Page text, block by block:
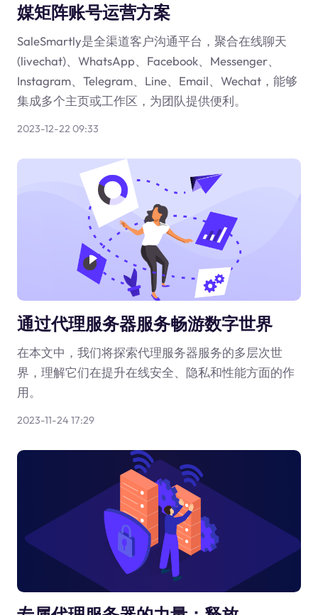
媒矩阵账号运营方案
SaleSmartly是全渠道客户沟通平台，聚合在线聊天
(livechat)、WhatsApp、Facebook、Messenger、
Instagram、Telegram、Line、Email、Wechat，能够
集成多个主页或工作区，为团队提供便利。
2023-12-22 09:33
通过代理服务器服务畅游数字世界
在本文中，我们将探索代理服务器服务的多层次世
界，理解它们在提升在线安全、隐私和性能方面的作
用。
2023-11-24 17:29